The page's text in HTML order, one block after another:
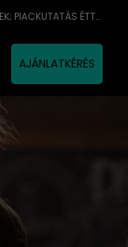
VERSENYTÁRS ELEMZÉS; VERSENYELEMZÉS; VERSENYTÁRS ELEMZÉS ÉTTERMEKNEK; PIACKUTATÁS ÉTTERMEKNEK; MARKETING ÜGYNÖKSÉG; MARKETING
AJÁNLATKÉRÉS